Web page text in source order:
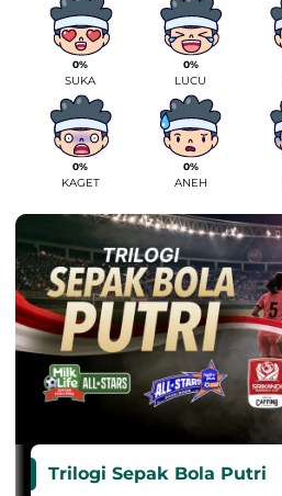
0%
SUKA
0%
LUCU
0%
KAGET
0%
ANEH
Trilogi Sepak Bola Putri